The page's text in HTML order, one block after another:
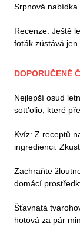
Srpnová nabídka
Recenze: Ještě
foťák zůstává jen
DOPORUČENÉ
Nejlepší osud
sott’olio, které
Kvíz: Z receptů
ingredienci.
Zachraňte
domácí
Šťavnatá
hotová za pár